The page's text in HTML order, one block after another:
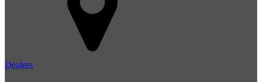
Dealers